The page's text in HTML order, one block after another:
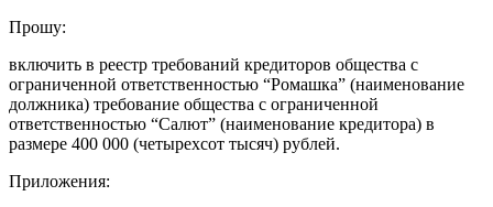
Прошу:
включить в реестр требований кредиторов общества с
ограниченной ответственностью “Ромашка” (наименование
должника) требование общества с ограниченной
ответственностью “Салют” (наименование кредитора) в
размере 400 000 (четырехсот тысяч) рублей.
Приложения: